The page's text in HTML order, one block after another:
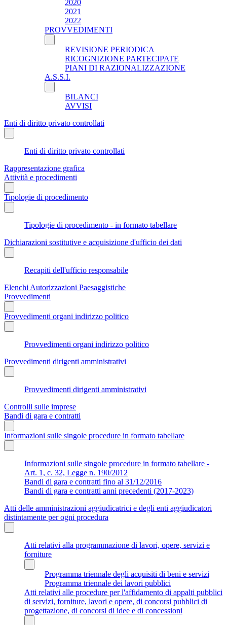
2020
2021
2022
PROVVEDIMENTI
REVISIONE PERIODICA
RICOGNIZIONE PARTECIPATE
PIANI DI RAZIONALIZZAZIONE
A.S.S.I.
BILANCI
AVVISI
Enti di diritto privato controllati
Enti di diritto privato controllati
Rappresentazione grafica
Attività e procedimenti
Tipologie di procedimento
Tipologie di procedimento - in formato tabellare
Dichiarazioni sostitutive e acquisizione d'ufficio dei dati
Recapiti dell'ufficio responsabile
Elenchi Autorizzazioni Paesaggistiche
Provvedimenti
Provvedimenti organi indirizzo politico
Provvedimenti organi indirizzo politico
Provvedimenti dirigenti amministrativi
Provvedimenti dirigenti amministrativi
Controlli sulle imprese
Bandi di gara e contratti
Informazioni sulle singole procedure in formato tabellare
Informazioni sulle singole procedure in formato tabellare -
Art. 1, c. 32, Legge n. 190/2012
Bandi di gara e contratti fino al 31/12/2016
Bandi di gara e contratti anni precedenti (2017-2023)
Atti delle amministrazioni aggiudicatrici e degli enti aggiudicatori
distintamente per ogni procedura
Atti relativi alla programmazione di lavori, opere, servizi e
forniture
Programma triennale degli acquisiti di beni e servizi
Programma triennale dei lavori pubblici
Atti relativi alle procedure per l'affidamento di appalti pubblici
di servizi, forniture, lavori e opere, di concorsi pubblici di
progettazione, di concorsi di idee e di concessioni